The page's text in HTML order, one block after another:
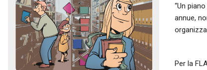
“Un
annue,
Per la